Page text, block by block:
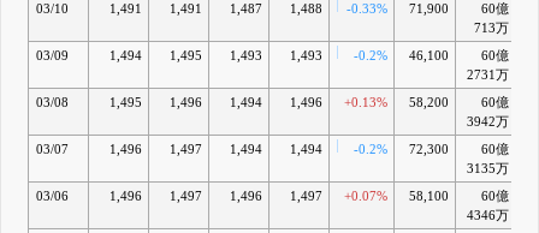
03/10 1,491 1,491 1,487 1,488 -0.33% 71,900
60億
713万
03/09 1,494 1,495 1,493 1,493 -0.2% 46,100
60億
2731万
03/08
1,495 1,496 1,494 1,496 +0.13% 58,200
60億
3942万
03/07 1,496 1,497 1,494 1,494 -0.2% 72,300
60億
3135万
03/06 1,496 1,497 1,496 1,497 +0.07% 58,100
60億
4346万